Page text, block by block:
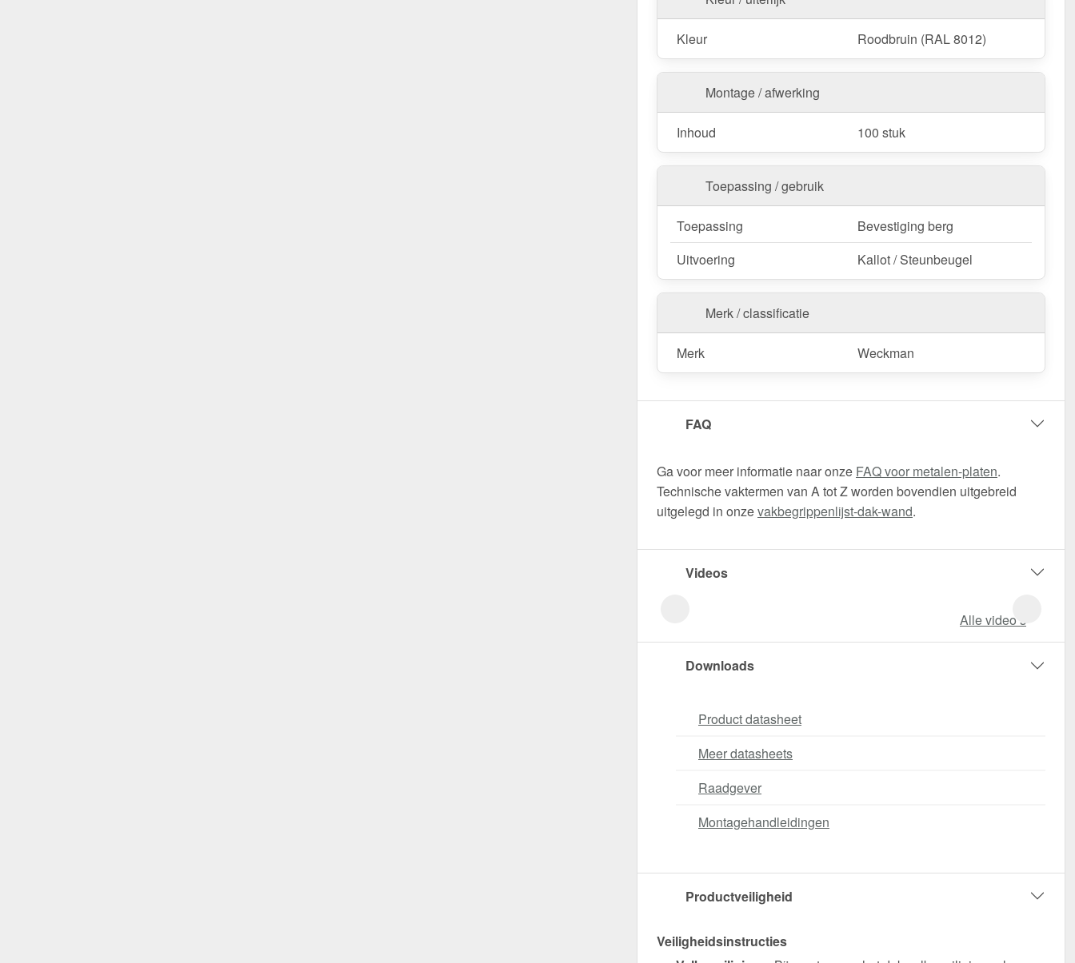
Kleur Roodbruin (RAL 8012)
Montage / afwerking
Inhoud 100 stuk
Toepassing / gebruik
Toepassing
Bevestiging berg
Uitvoering
Kallot / Steunbeugel
Merk / classificatie
Merk Weckman
FAQ
Ga voor meer informatie naar onze FAQ voor metalen-platen.
Technische vaktermen van A tot Z worden bovendien uitgebreid
uitgelegd in onzevakbegrippenlijst-dak-wand.
Videos
Alle video‘s
Downloads
Product datasheet
Meer datasheets
Raadgever
Montagehandleidingen
Productveiligheid
Veiligheidsinstructies